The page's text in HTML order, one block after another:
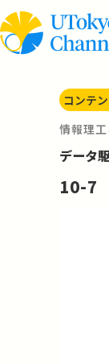
コンテ
情報理
データ
10-7